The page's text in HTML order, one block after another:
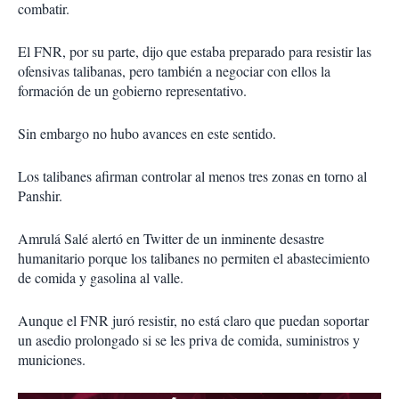
combatir.
El FNR, por su parte, dijo que estaba preparado para resistir las
ofensivas talibanas, pero también a negociar con ellos la
formación de un gobierno representativo.
Sin embargo no hubo avances en este sentido.
Los talibanes afirman controlar al menos tres zonas en torno al
Panshir.
Amrulá Salé alertó en Twitter de un inminente desastre
humanitario porque los talibanes no permiten el abastecimiento
de comida y gasolina al valle.
Aunque el FNR juró resistir, no está claro que puedan soportar
un asedio prolongado si se les priva de comida, suministros y
municiones.